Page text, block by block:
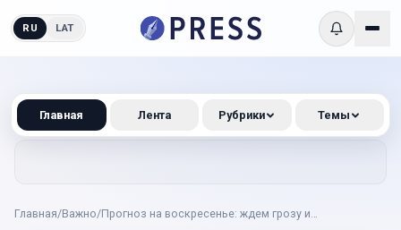
RU LAT
Главная/Важно/Прогноз на воскресенье: ждем грозу и
Главная Лента Рубрики Темы